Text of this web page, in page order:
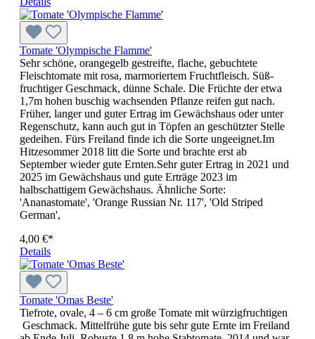
Tomate 'Olympische Flamme'
Sehr schöne, orangegelb gestreifte, flache, gebuchtete
Fleischtomate mit rosa, marmo­riertem Fruchtfleisch. Süß-
fruch­tiger Geschmack, dünne Schale. Die Früchte der etwa
1,7m hohen buschig wachsenden Pflanze reifen gut nach.
Früher, langer und guter Ertrag im Gewächs­haus oder unter
Regenschutz, kann auch gut in Töpfen an geschützter Stelle
gedeihen. Fürs Freiland finde ich die Sorte ungeeignet.Im
Hitzesommer 2018 litt die Sorte und brachte erst ab
September wieder gute Ernten.Sehr guter Ertrag in 2021 und
2025 im Gewächshaus und gute Erträge 2023 im
halbschattigem Gewächshaus. Ähnliche Sorte:
'Ananastomate', 'Orange Russian Nr. 117', 'Old Striped
German',
4,00 €*
Details
Tomate 'Omas Beste'
Tiefrote, ovale, 4 – 6 cm große Tomate mit würzigfruchtigen
Geschmack. Mittelfrühe gute bis sehr gute Ernte im Freiland